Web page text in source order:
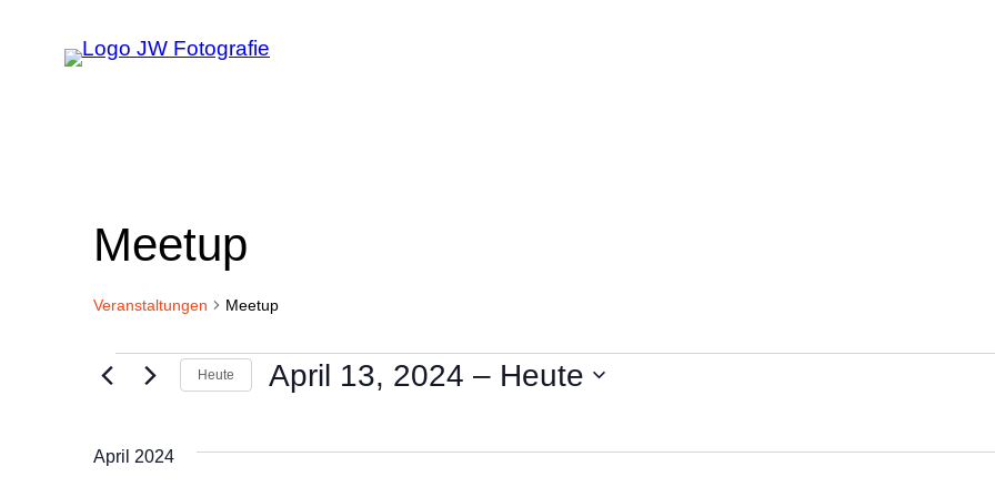
Meetup
Veranstaltungen Meetup
Veranstaltungen
Heute April 13, 2024 – Heute
April 2024